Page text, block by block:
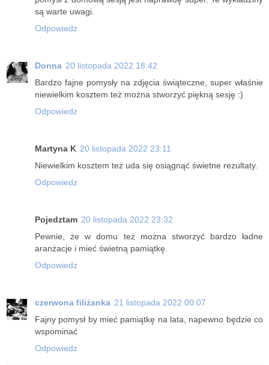
są warte uwagi.
Odpowiedz
Donna 20 listopada 2022 18:42
Bardzo fajne pomysły na zdjęcia świąteczne, super właśnie
niewielkim kosztem też można stworzyć piękną sesję :)
Odpowiedz
Martyna K 20 listopada 2022 23:11
Niewielkim kosztem też uda się osiągnąć świetne rezultaty.
Odpowiedz
Pojedztam 20 listopada 2022 23:32
Pewnie, że w domu też można stworzyć bardzo ładne
aranżacje i mieć świetną pamiątkę.
Odpowiedz
czerwona filiżanka 21 listopada 2022 00:07
Fajny pomysł by mieć pamiątkę na lata, napewno będzie co
wspominać
Odpowiedz